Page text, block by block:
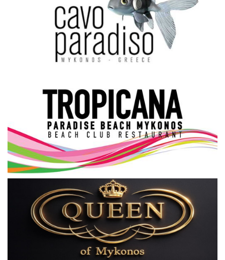
Science & Tech
Σεβασμιώτατος Δωρόθεος Β’
Cost Of Living Crisis
Opinion + Analysis
L’Art des Sens
All News
Local Elections 2023